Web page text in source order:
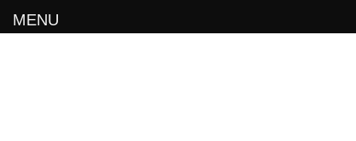
MENU